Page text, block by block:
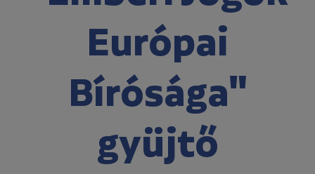
Európai
Bírósága"
gyüjtő